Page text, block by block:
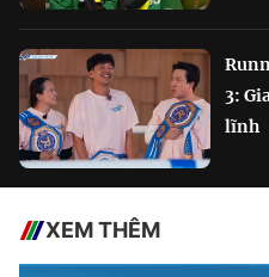
3:
lĩnh
XEM THÊM